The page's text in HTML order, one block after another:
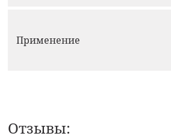
Применение
Отзывы: